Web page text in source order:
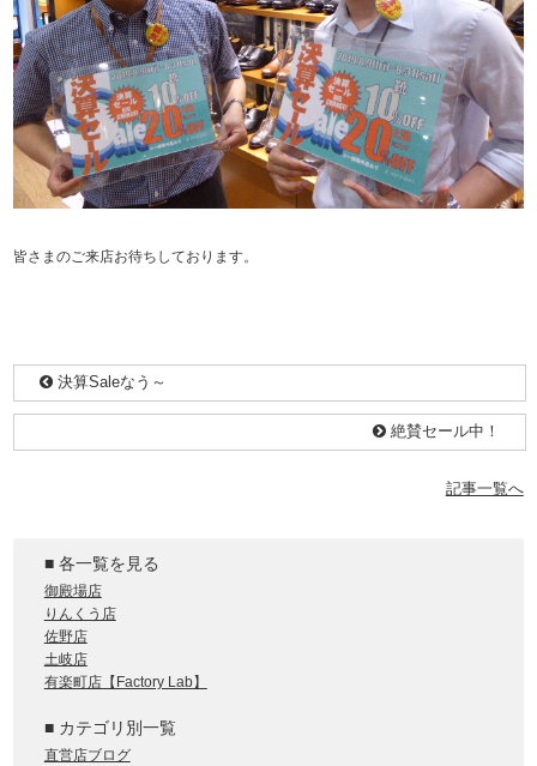
皆さまのご来店お待ちしております。
決算Saleなう～
絶賛セール中！
記事一覧へ
■ 各一覧を見る
御殿場店
りんくう店
佐野店
土岐店
有楽町店【Factory Lab】
■ カテゴリ別一覧
直営店ブログ